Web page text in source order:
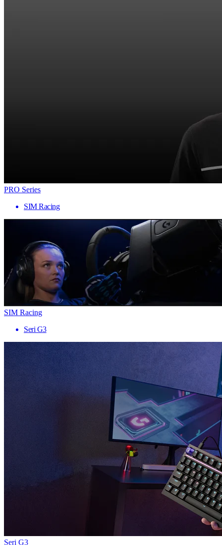
PRO Series
SIM Racing
SIM Racing
Seri G3
Seri G3